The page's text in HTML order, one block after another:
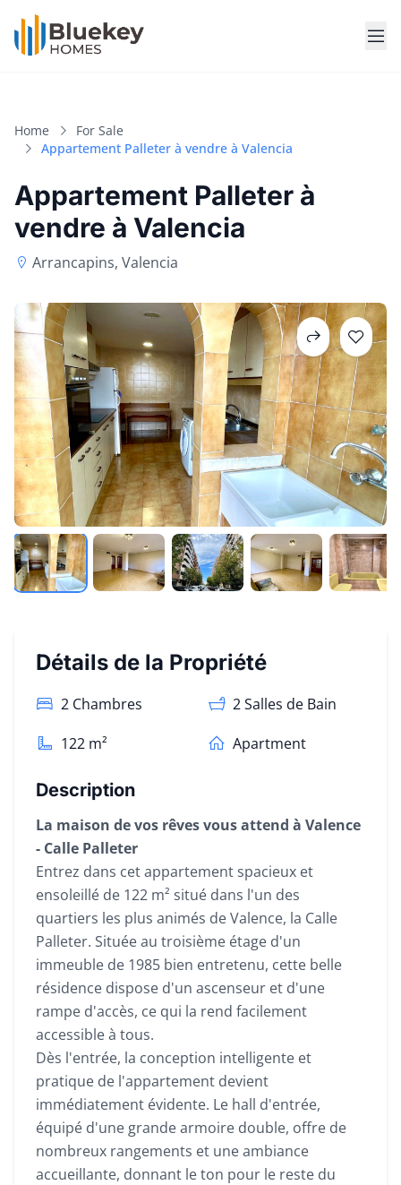
Home
For Sale
Appartement Palleter à vendre à Valencia
Appartement Palleter à
vendre à Valencia
Arrancapins, Valencia
Détails de la Propriété
2 Chambres 2Salles de Bain
122 m² Apartment
Description
La maison de vos rêves vous attend à Valence
- Calle Palleter
Entrez dans cet appartement spacieux et
ensoleillé de 122 m² situé dans l'un des
quartiers les plus animés de Valence, la Calle
Palleter. Située au troisième étage d'un
immeuble de 1985 bien entretenu, cette belle
résidence dispose d'un ascenseur et d'une
rampe d'accès, ce qui la rend facilement
accessible à tous.
Dès l'entrée, la conception intelligente et
pratique de l'appartement devient
immédiatement évidente. Le hall d'entrée,
équipé d'une grande armoire double, offre de
nombreux rangements et une ambiance
accueillante, donnant le ton pour le reste du